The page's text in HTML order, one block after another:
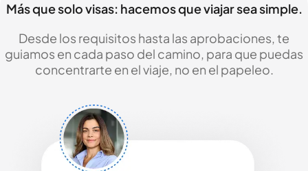
Más que solo visas: hacemos que viajar sea simple.
Desde los requisitos hasta las aprobaciones, te
guiamos en cada paso del camino, para que puedas
concentrarte en el viaje, no en el papeleo.